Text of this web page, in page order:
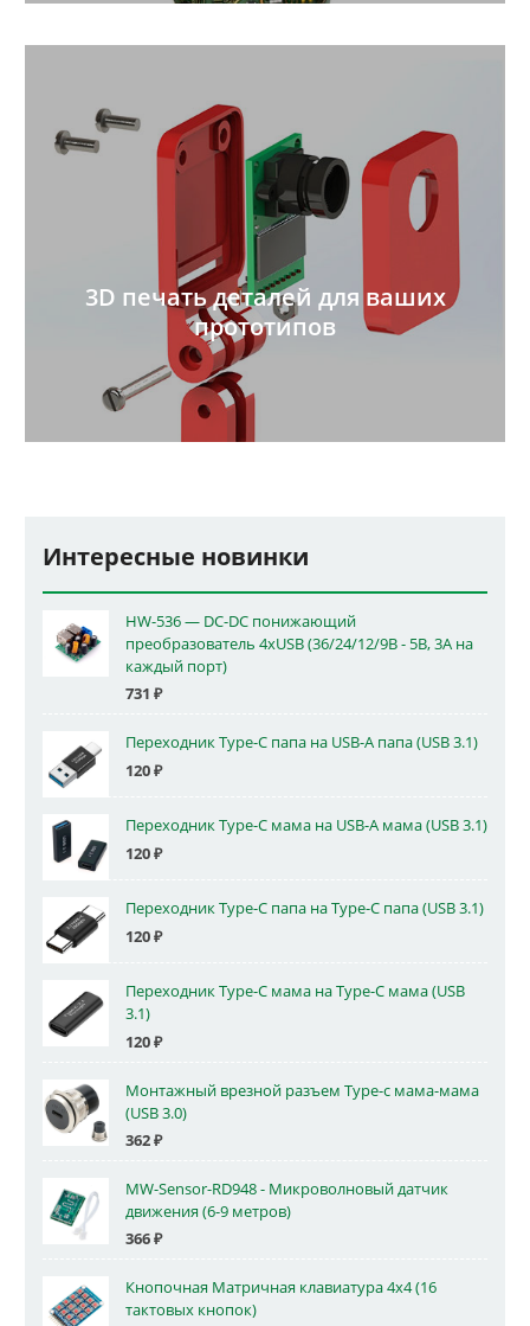
3D печать деталей для ваших
прототипов
Интересные новинки
HW-536 — DC-DC понижающий
преобразователь 4xUSB (36/24/12/9В - 5В, 3А на
каждый порт)
731 ₽
Переходник Type-C папа на USB-A папа (USB 3.1)
120₽
Переходник Type-C мама на USB-A мама (USB 3.1)
120₽
Переходник Type-C папа на Type-C папа (USB 3.1)
120₽
Переходник Type-C мама на Type-C мама (USB
3.1)
120₽
Монтажный врезной разъем Type-c мама-мама
(USB 3.0)
362₽
MW-Sensor-RD948 - Микроволновый датчик
движения (6-9 метров)
366₽
Кнопочная Матричная клавиатура 4x4 (16
тактовых кнопок)